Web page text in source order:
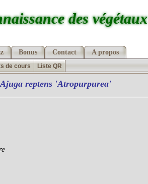
des végétaux
Bonus Contact A propos
de cours Liste QR
Ajuga reptens 'Atropurpurea'